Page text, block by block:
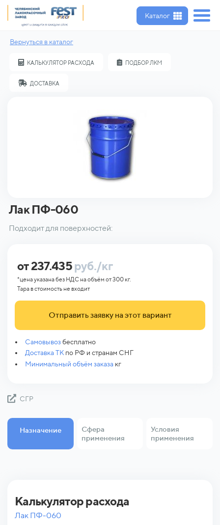
Каталог
Вернуться в каталог
КАЛЬКУЛЯТОР РАСХОДА ПОДБОР ЛКМ
ДОСТАВКА
Лак ПФ-060
Подходит для поверхностей:
от 237.435руб./кг
*цена указана без НДС на объём от 300 кг.
Тара в стоимость не входит
Отправить заявку на этот вариант
Самовывозбесплатно
Доставка ТК по РФ и странам СНГ
Минимальный объём заказа кг
СГР
Назначение
Сфера
применения
Условия
применения
Калькулятор расхода
Лак ПФ-060